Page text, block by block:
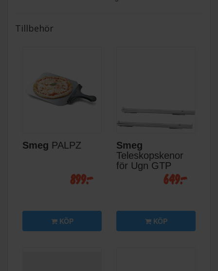
Tillbehör
Smeg PALPZ
899:-
KÖP
Smeg
Teleskopskenor
för Ugn GTP
649:-
KÖP